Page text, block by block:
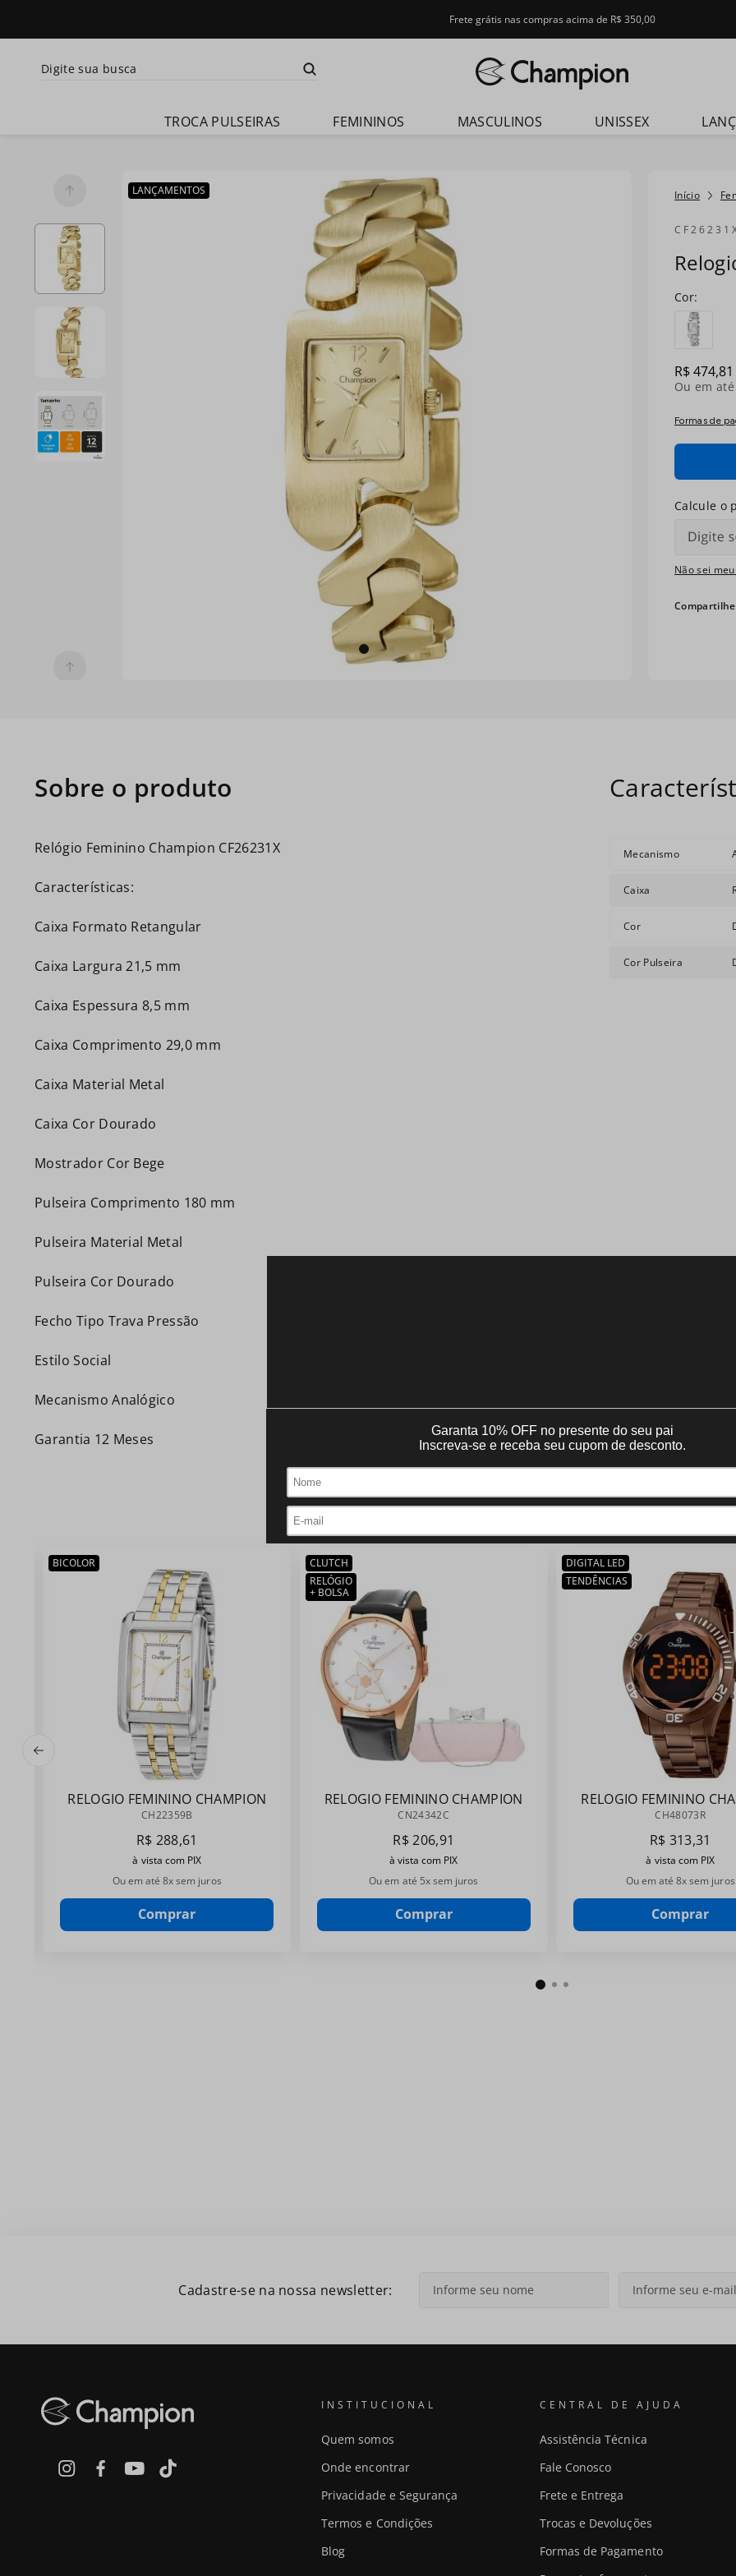
Frete grátis nas compras acima de R$ 350,00
Digite sua busca
TROCA PULSEIRAS FEMININOS MASCULINOS UNISSEX
LANÇAMENTOS
R$474,81
Ou em
Formas de
Não sei meu
Relógio Feminino Champion CF26231X
Características:
Caixa Formato Retangular
Caixa Largura 21,5 mm
Caixa Espessura 8,5 mm
Caixa Comprimento 29,0 mm
Caixa Material Metal
Caixa Cor Dourado
Mostrador Cor Bege
Pulseira Comprimento 180 mm
Pulseira Material Metal
Pulseira Cor Dourado
Fecho Tipo Trava Pressão
Estilo Social
Mecanismo Analógico
Garantia 12 Meses
Mecanismo
Caixa
Cor
Cor Pulseira
QUEM VIU, VIU TAMBÉM:
BICOLOR
RELOGIO FEMININO CHAMPION
CH22359B
CH22359B
R$ 288,61
à vista com PIX
Ou em até8x sem juros
Comprar
CLUTCH
RELÓGIO
+ BOLSA
RELOGIO FEMININO CHAMPION
CN24342C
CN24342C
R$ 206,91
à vista com PIX
Ou em até 5x sem juros
Comprar
DIGITAL LED
TENDÊNCIAS
RELOGIO FEMININO
CH48073R
CH48073R
R$ 313,31
à vista com PIX
Ou em até8x sem juros
Comprar
Cadastre-se na nossa newsletter:
INSTITUCIONAL
Quem somos
Onde encontrar
Privacidade e Segurança
Termos e Condições
Blog
CENTRAL DE AJUDA
Assistência Técnica
Fale Conosco
Frete e Entrega
Trocas e Devoluções
Formas de Pagamento
1
champion
feminino
relogio
masculino
troca-
pulseira
relogio
smartwatch
ch30224
digital
masculino
relogio
prata
10
pulseira